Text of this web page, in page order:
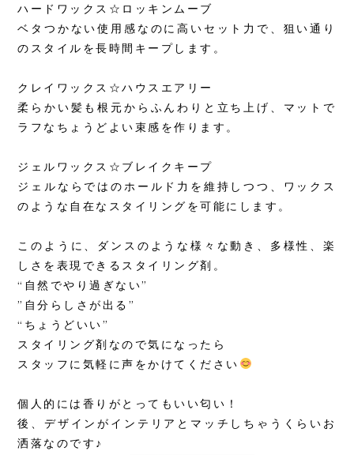
ハードワックス☆ロッキンムーブ
ベタつかない使用感なのに高いセット力で、狙い通り
のスタイルを長時間キープします。
クレイワックス☆ハウスエアリー
柔らかい髪も根元からふんわりと立ち上げ、マットで
ラフなちょうどよい束感を作ります。
ジェルワックス☆ブレイクキープ
ジェルならではのホールド力を維持しつつ、ワックス
のような自在なスタイリングを可能にします。
このように、ダンスのような様々な動き、多様性、楽
しさを表現できるスタイリング剤。
“自然でやり過ぎない”
”自分らしさが出る”
“ちょうどいい”
スタイリング剤なので気になったら
スタッフに気軽に声をかけてください
個人的には香りがとってもいい匂い！
後、デザインがインテリアとマッチしちゃうくらいお
洒落なのです♪